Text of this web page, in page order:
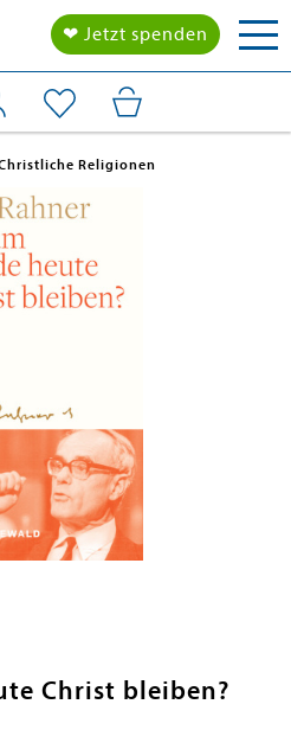
❤ Jetzt spenden
Religionen
Christ bleiben?